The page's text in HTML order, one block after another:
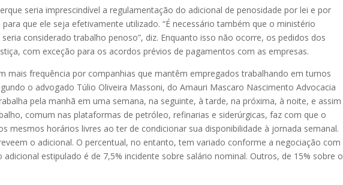
seria imprescindível a regulamentação do adicional de penosidade por lei e por
que ele seja efetivamente utilizado. “É necessário também que o ministério
considerado trabalho penoso”, diz. Enquanto isso não ocorre, os pedidos dos
com exceção para os acordos prévios de pagamentos com as empresas.
mais frequência por companhias que mantêm empregados trabalhando em turnos
o advogado Túlio Oliveira Massoni, do Amauri Mascaro Nascimento Advocacia
pela manhã em uma semana, na seguinte, à tarde, na próxima, à noite, e assim
comum nas plataformas de petróleo, refinarias e siderúrgicas, faz com que o
mesmos horários livres ao ter de condicionar sua disponibilidade à jornada semanal.
o adicional. O percentual, no entanto, tem variado conforme a negociação com
estipulado é de 7,5% incidente sobre salário nominal. Outros, de 15% sobre o